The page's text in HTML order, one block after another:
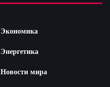
Экономика
Энергетика
Новости мира